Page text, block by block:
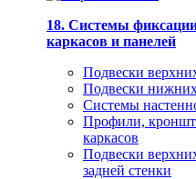
18. Системы
каркасов и панелей
Подвески
Подвески нижних
Системы
Профили,
каркасов
Подвески
задней стенки